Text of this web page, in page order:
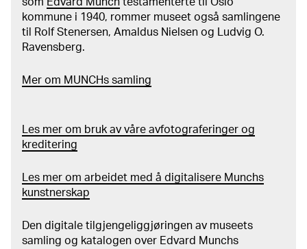
kommune i 1940, rommer museet også samlingene
til Rolf Stenersen, Amaldus Nielsen og Ludvig O.
Ravensberg.
Mer om MUNCHs samling
Les mer om bruk av våre avfotograferinger og
kreditering
Les mer om arbeidet med å digitalisere Munchs
kunstnerskap
Den digitale tilgjengeliggjøringen av museets
samling og katalogen over Edvard Munchs